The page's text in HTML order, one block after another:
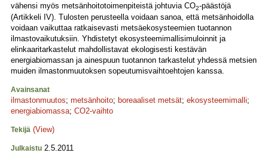
vähensi myös metsänhoitotoimenpiteistä johtuvia CO2-päästöjä
(Artikkeli IV). Tulosten perusteella voidaan sanoa, että metsänhoidolla
voidaan vaikuttaa ratkaisevasti metsäekosysteemien tuotannon
ilmastovaikutuksiin. Yhdistetyt ekosysteemimallisimuloinnit ja
elinkaaritarkastelut mahdollistavat ekologisesti kestävän
energiabiomassan ja ainespuun tuotannon tarkastelut yhdessä metsien
muiden ilmastonmuutoksen sopeutumisvaihtoehtojen kanssa.
Avainsanat
ilmastonmuutos; metsänhoito; boreaaliset metsät; ekosysteemimalli;
energiabiomassa; CO2-vaihto
Tekijä (View)
Julkaistu 2.5.2011